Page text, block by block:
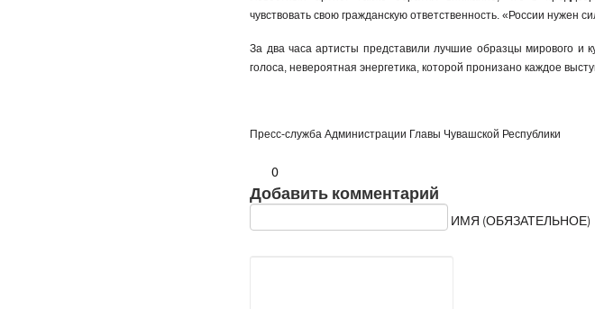
чувствовать свою гражданскую ответственность. «России нужен
За два часа артисты представили лучшие образцы мирового и
голоса, невероятная энергетика, которой пронизано каждое
Пресс-служба Администрации Главы Чувашской Республики
0
Добавить комментарий
ИМЯ (ОБЯЗАТЕЛЬНОЕ)